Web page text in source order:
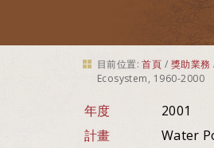
目前位置: 首頁 / 獎助業務
Ecosystem, 1960-2000
年度
2001
計畫
Water